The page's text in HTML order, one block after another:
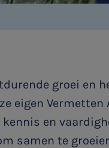
groei en
eigen Vermetten
en
samen te